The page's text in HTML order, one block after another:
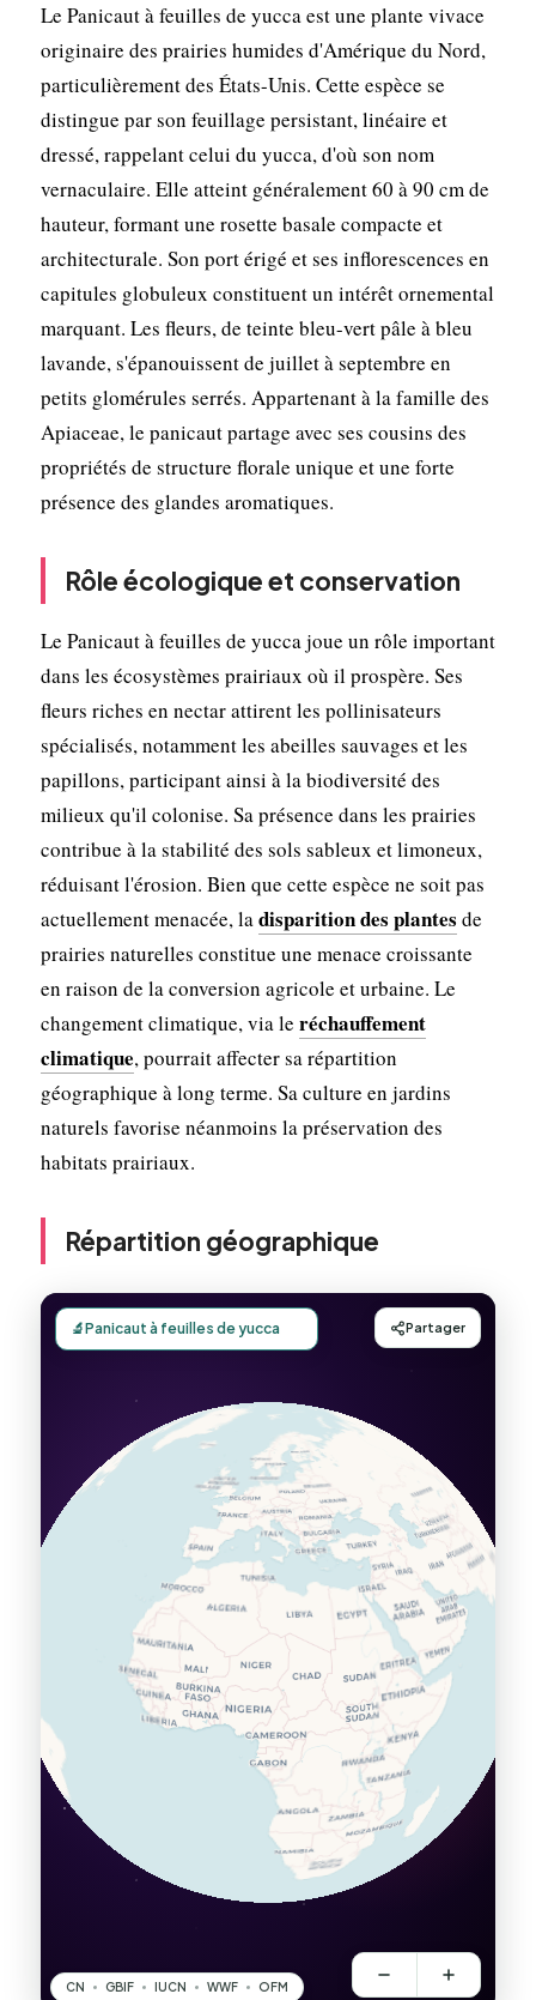
Le Panicaut à feuilles de yucca est une plante vivace
originaire des prairies humides d'Amérique du Nord,
particulièrement des États-Unis. Cette espèce se
distingue par son feuillage persistant, linéaire et
dressé, rappelant celui du yucca, d'où son nom
vernaculaire. Elle atteint généralement 60 à 90 cm de
hauteur, formant une rosette basale compacte et
architecturale. Son port érigé et ses inflorescences en
capitules globuleux constituent un intérêt ornemental
marquant. Les fleurs, de teinte bleu-vert pâle à bleu
lavande, s'épanouissent de juillet à septembre en
petits glomérules serrés. Appartenant à la famille des
Apiaceae, le panicaut partage avec ses cousins des
propriétés de structure florale unique et une forte
présence des glandes aromatiques.
Rôle écologique et conservation
Le Panicaut à feuilles de yucca joue un rôle important
dans les écosystèmes prairiaux où il prospère. Ses
fleurs riches en nectar attirent les pollinisateurs
spécialisés, notamment les abeilles sauvages et les
papillons, participant ainsi à la biodiversité des
milieux qu'il colonise. Sa présence dans les prairies
contribue à la stabilité des sols sableux et limoneux,
réduisant l'érosion. Bien que cette espèce ne soit pas
actuellement menacée, ladisparition des plantes de
prairies naturelles constitue une menace croissante
en raison de la conversion agricole et urbaine. Le
changement climatique, via le réchauffement
climatique, pourrait affecter sa répartition
géographique à long terme. Sa culture en jardins
naturels favorise néanmoins la préservation des
habitats prairiaux.
Répartition géographique